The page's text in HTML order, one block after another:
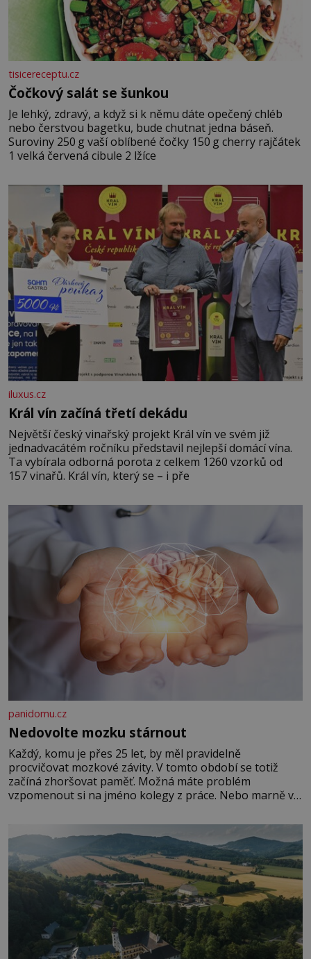
tisicereceptu.cz
Čočkový salát se šunkou
Je lehký, zdravý, a když si k němu dáte opečený chléb
nebo čerstvou bagetku, bude chutnat jedna báseň.
Suroviny 250 g vaší oblíbené čočky 150 g cherry rajčátek
1 velká červená cibule 2 lžíce
iluxus.cz
Král vín začíná třetí dekádu
Největší český vinařský projekt Král vín ve svém již
jednadvacátém ročníku představil nejlepší domácí vína.
Ta vybírala odborná porota z celkem 1260 vzorků od
157 vinařů. Král vín, který se – i pře
panidomu.cz
Nedovolte mozku stárnout
Každý, komu je přes 25 let, by měl pravidelně
procvičovat mozkové závity. V tomto období se totiž
začíná zhoršovat paměť. Možná máte problém
vzpomenout si na jméno kolegy z práce. Nebo marně v
Je to opravdu tak, s věkem jako kdyby se paměť
rozhodla stávkovat. Cvičte